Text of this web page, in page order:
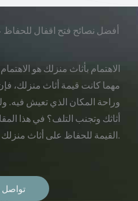
أفضل نصائح فتح اقفال
الاهتمام بأثاث منزلك هو
مهما كانت قيمة أثاث منزلك،
وراحة المكان الذي تعيش فيه.
أثاثك وتجنب التلف؟ في هذا
القيمة للحفاظ على أثاث منزلك بحالة جيدة وتجنب التلف.
تواصل